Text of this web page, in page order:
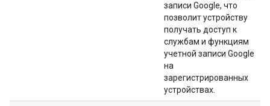
записи Google, что
позволит устройству
получать доступ к
службам и функциям
учетной записи Google
на
зарегистрированных
устройствах.